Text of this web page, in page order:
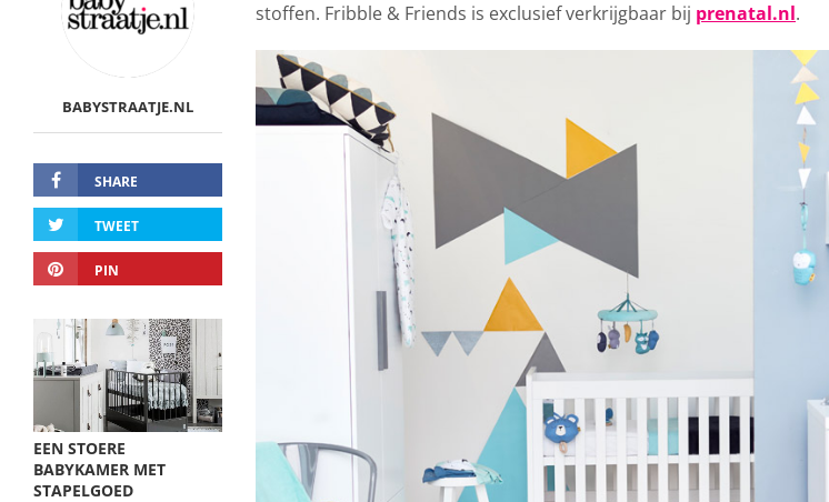
BABYSTRAATJE.NL
SHARE
TWEET
PIN
EEN STOERE
BABYKAMER MET
STAPELGOED
stoffen. Fribble & Friends is exclusief verkrijgbaar bij prenatal.nl.